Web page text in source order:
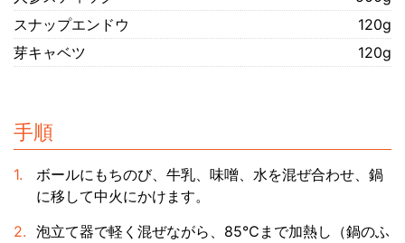
スナップエンドウ
120g
芽キャベツ
120g
手順
ボールにもちのび、牛乳、味噌、水を混ぜ合わせ、鍋
に移して中火にかけます。
泡立て器で軽く混ぜながら、85℃まで加熱し（鍋のふ